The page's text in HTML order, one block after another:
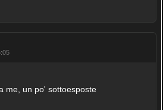
me, un po' sottoesposte